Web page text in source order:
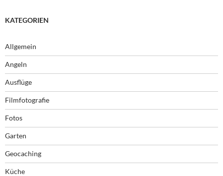
KATEGORIEN
Allgemein
Angeln
Ausflüge
Filmfotografie
Fotos
Garten
Geocaching
Küche